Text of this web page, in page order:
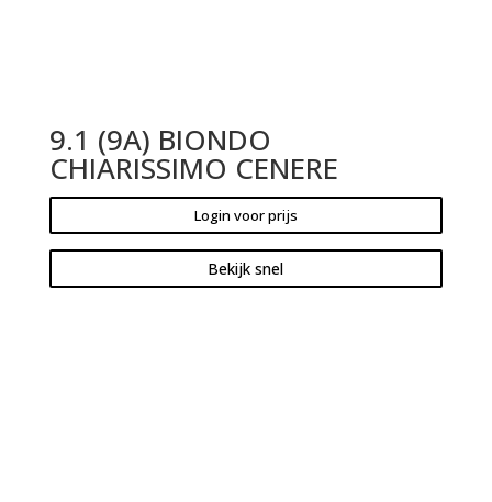
9.1 (9A) BIONDO
CHIARISSIMO CENERE
Login voor prijs
Bekijk snel